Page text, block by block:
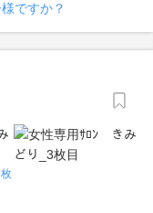
ですか？